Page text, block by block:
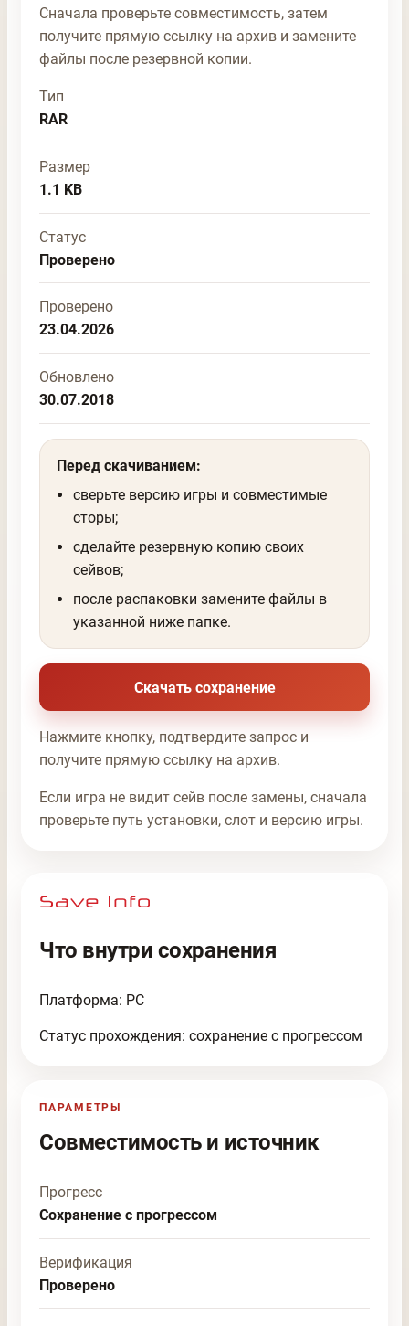
Сначала проверьте совместимость, затем
получите прямую ссылку на архив и замените
файлы после резервной копии.
Тип
RAR
Размер
1.1 KB
Статус
Проверено
Проверено
23.04.2026
Обновлено
30.07.2018
Перед скачиванием:
сверьте версию игры и совместимые
сторы;
сделайте резервную копию своих
сейвов;
после распаковки замените файлы в
указанной ниже папке.
Скачать сохранение
Нажмите кнопку, подтвердите запрос и
получите прямую ссылку на архив.
Если игра не видит сейв после замены, сначала
проверьте путь установки, слот и версию игры.
Что внутри сохранения
Платформа: PC
Статус прохождения: сохранение с прогрессом
ПАРАМЕТРЫ
Совместимость и источник
Прогресс
Сохранение с прогрессом
Верификация
Проверено